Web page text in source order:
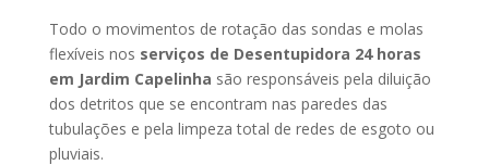
Todo o movimentos de rotação das sondas e molas
flexíveis nos serviços de Desentupidora 24 horas
em Jardim Capelinha são responsáveis pela diluição
dos detritos que se encontram nas paredes das
tubulações e pela limpeza total de redes de esgoto ou
pluviais.